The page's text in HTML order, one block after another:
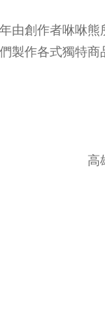
由創作者咻咻
製作各式獨特商
高